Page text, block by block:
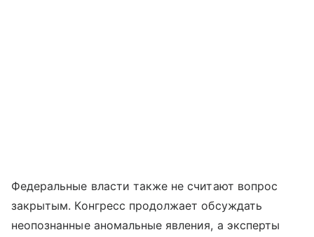
Федеральные власти также не считают вопрос
закрытым. Конгресс продолжает обсуждать
неопознанные аномальные явления, а эксперты